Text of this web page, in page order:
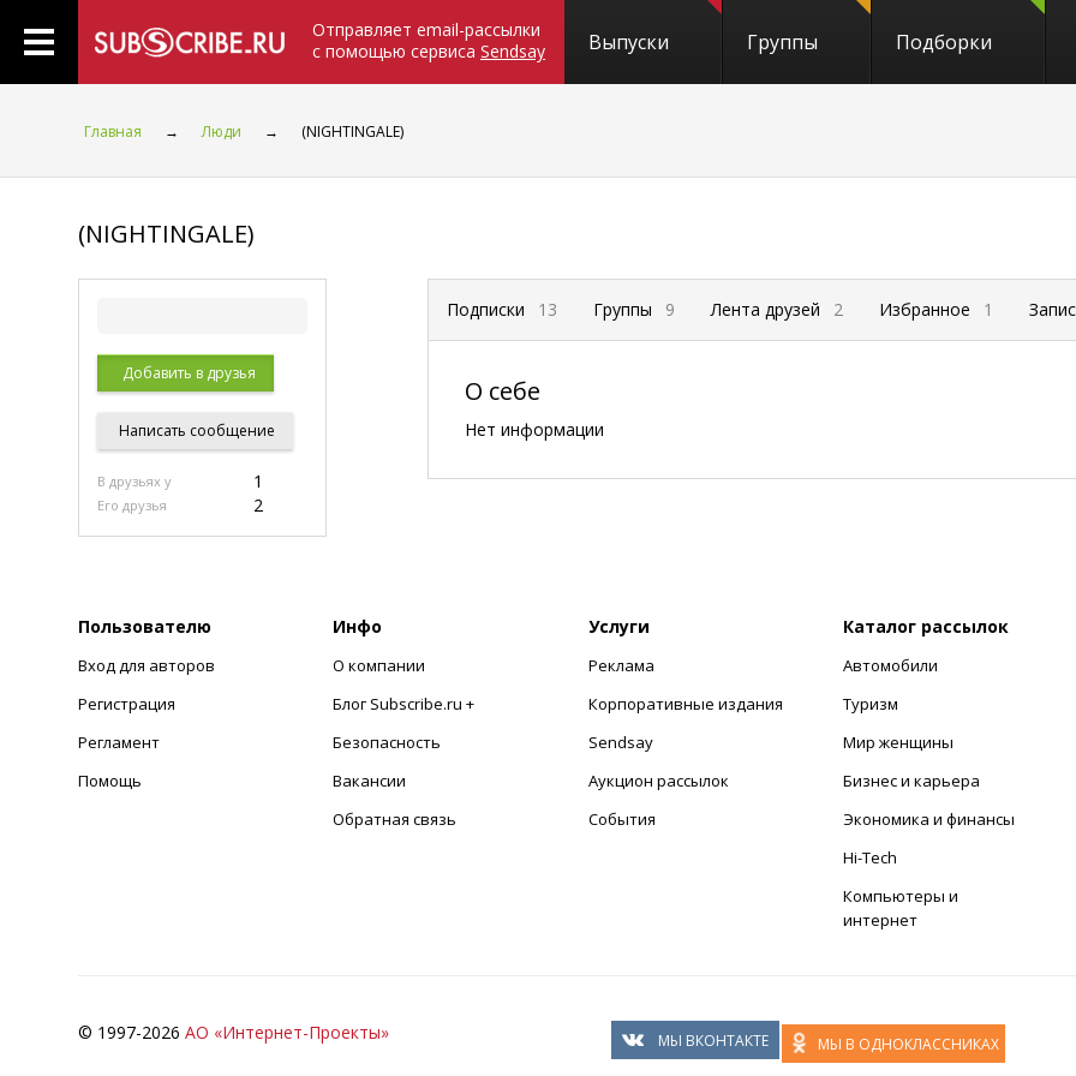
Отправляет email-рассылки
с помощью сервиса Sendsay Выпуски Группы Подборки
Главная → Люди → (NIGHTINGALE)
(NIGHTINGALE)
Добавить в друзья
Написать сообщение
В друзьях у 1
Его друзья 2
Подписки 13 Группы 9 Лента друзей 2 Избранное 1
О себе
Нет информации
Пользователю
Вход для авторов
Регистрация
Регламент
Помощь
Инфо
О компании
Блог Subscribe.ru +
Безопасность
Вакансии
Обратная связь
Услуги
Реклама
Корпоративные издания
Sendsay
Аукцион рассылок
События
Каталог рассылок
Автомобили
Туризм
Мир женщины
Бизнес и карьера
Экономика и финансы
Hi-Tech
Компьютеры и
интернет
© 1997-2026 АО «Интернет-Проекты» МЫ ВКОНТАКТЕ МЫ В ОДНОКЛАССНИКАХ